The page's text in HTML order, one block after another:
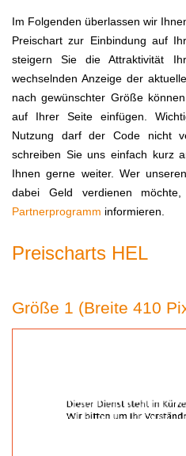
Im Folgenden überlassen wir
Preischart zur Einbindung auf
steigern Sie die Attraktivität
wechselnden Anzeige der
nach gewünschter Größe
auf Ihrer Seite einfügen.
Nutzung darf der Code nicht
schreiben Sie uns einfach kurz
Ihnen gerne weiter. Wer
dabei Geld verdienen
Partnerprogramm informieren.
Preischarts HEL
Größe 1 (Breite 410